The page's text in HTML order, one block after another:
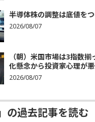
半導体株の調整は底値を
2026/08/07
（朝）米国市場は3指数
化懸念から投資家心理が
2026/08/07
の過去記事を読む